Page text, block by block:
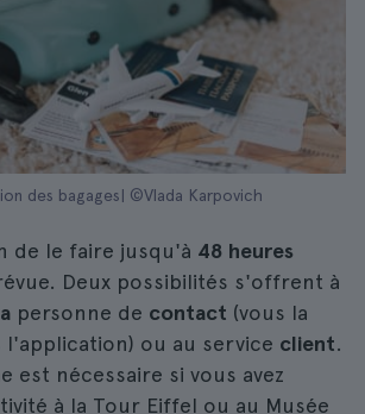
des bagages| ©Vlada Karpovich
de le faire jusqu'à 48 heures
Deux possibilités s'offrent à
personne de contact (vous la
l'application) ou au service client.
est nécessaire si vous avez
à la Tour Eiffel ou au Musée